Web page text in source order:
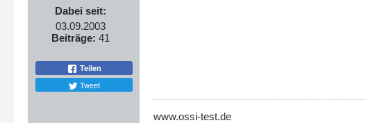
Dabei seit:
03.09.2003
Beiträge: 41
Teilen
Tweet
www.ossi-test.de